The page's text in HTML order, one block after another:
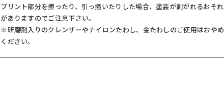
プリント部分を擦ったり、引っ掻いたりした場合、塗装が剥がれるおそれ
がありますのでご注意下さい。
※研磨剤入りのクレンザーやナイロンたわし、金たわしのご使用はおやめ
ください。